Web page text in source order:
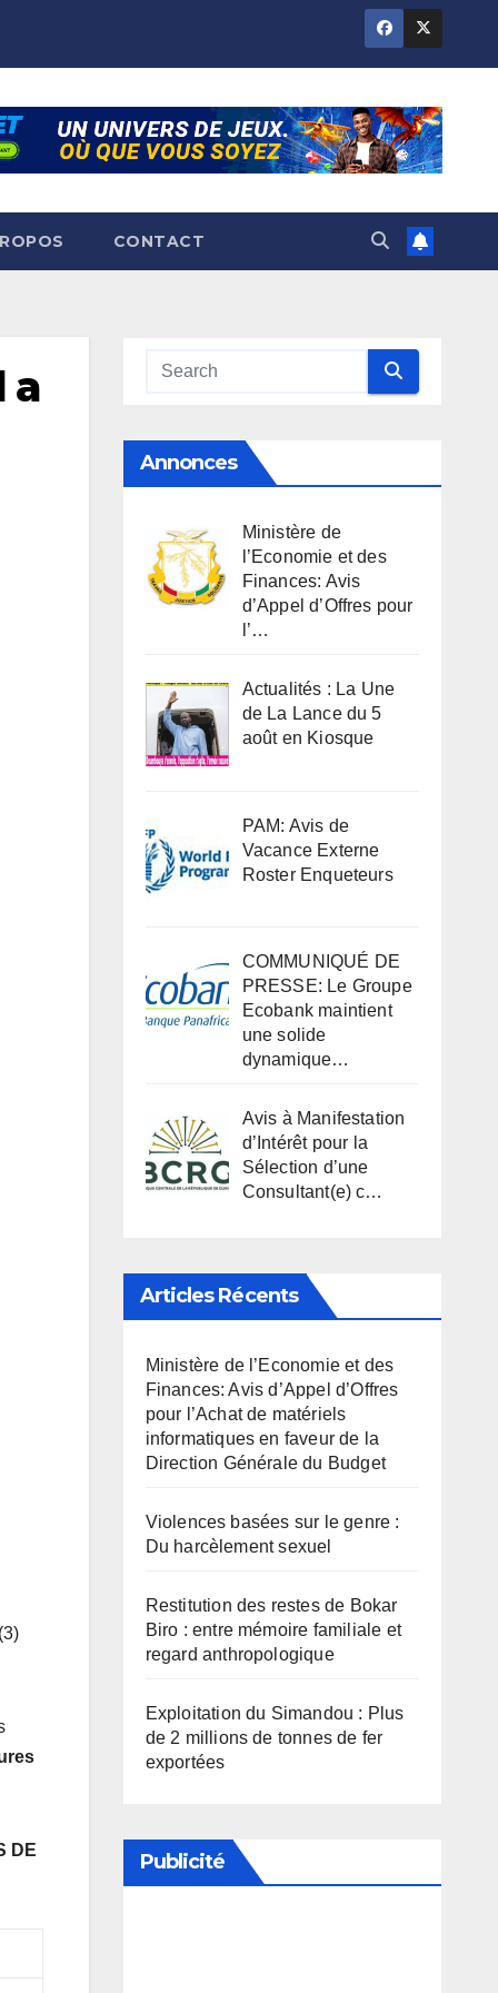
CONTACT
a
DE
Annonces
Ministère de
l’Economie et des
Finances: Avis
d’Appel d’Offres pour
l’…
Actualités : La Une
de La Lance du 5
août en Kiosque
PAM: Avis de
Vacance Externe
Roster Enqueteurs
COMMUNIQUÉ DE
PRESSE: Le Groupe
Ecobank maintient
une solide
dynamique…
Avis à Manifestation
d’Intérêt pour la
Sélection d’une
Consultant(e) c…
Articles Récents
Ministère de l’Economie et des
Finances: Avis d’Appel d’Offres
pour l’Achat de matériels
informatiques en faveur de la
Direction Générale du Budget
Violences basées sur le genre :
Du harcèlement sexuel
Restitution des restes de Bokar
Biro : entre mémoire familiale et
regard anthropologique
Exploitation du Simandou : Plus
de 2 millions de tonnes de fer
exportées
Publicité